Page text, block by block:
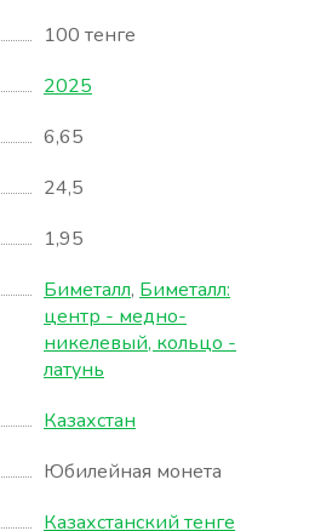
100 тенге
2025
6,65
24,5
1,95
Биметалл, Биметалл:
центр - медно-
никелевый, кольцо -
латунь
Казахстан
Юбилейная монета
Казахстанский тенге